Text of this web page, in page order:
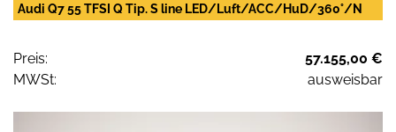
Audi Q7 55 TFSI Q Tip. S line LED/Luft/ACC/HuD/360°/N
Preis:
57.155,00 €
MWSt:
ausweisbar